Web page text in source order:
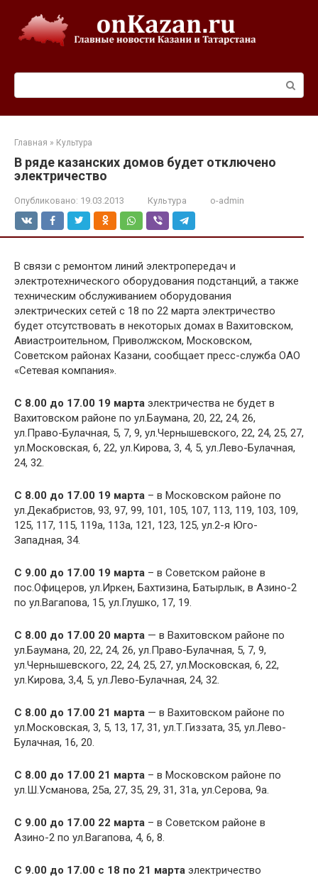
контенту
Главная » Культура
В ряде казанских домов будет отключено
электричество
Опубликовано: 19.03.2013 Культура o-admin
В связи с ремонтом линий электропередач и
электротехнического оборудования подстанций, а также
техническим обслуживанием оборудования
электрических сетей с 18 по 22 марта электричество
будет отсутствовать в некоторых домах в Вахитовском,
Авиастроительном, Приволжском, Московском,
Советском районах Казани, сообщает пресс-служба ОАО
«Сетевая компания».
С 8.00 до 17.00 19 марта электричества не будет в
Вахитовском районе по ул.Баумана, 20, 22, 24, 26,
ул.Право-Булачная, 5, 7, 9, ул.Чернышевского, 22, 24, 25, 27,
ул.Московская, 6, 22, ул.Кирова, 3, 4, 5, ул.Лево-Булачная,
24, 32.
С 8.00 до 17.00 19 марта – в Московском районе по
ул.Декабристов, 93, 97, 99, 101, 105, 107, 113, 119, 103, 109,
125, 117, 115, 119а, 113а, 121, 123, 125, ул.2-я Юго-
Западная, 34.
С 9.00 до 17.00 19 марта – в Советском районе в
пос.Офицеров, ул.Иркен, Бахтизина, Батырлык, в Азино-2
по ул.Вагапова, 15, ул.Глушко, 17, 19.
С 8.00 до 17.00 20 марта — в Вахитовском районе по
ул.Баумана, 20, 22, 24, 26, ул.Право-Булачная, 5, 7, 9,
ул.Чернышевского, 22, 24, 25, 27, ул.Московская, 6, 22,
ул.Кирова, 3,4, 5, ул.Лево-Булачная, 24, 32.
С 8.00 до 17.00 21 марта — в Вахитовском районе по
ул.Московская, 3, 5, 13, 17, 31, ул.Т.Гиззата, 35, ул.Лево-
Булачная, 16, 20.
С 8.00 до 17.00 21 марта – в Московском районе по
ул.Ш.Усманова, 25а, 27, 35, 29, 31, 31а, ул.Серова, 9а.
С 9.00 до 17.00 22 марта – в Советском районе в
Азино-2 по ул.Вагапова, 4, 6, 8.
С 9.00 до 17.00 с 18 по 21 марта электричество